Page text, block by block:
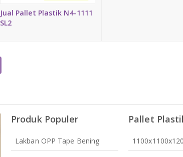
Jual Pallet Plastik N4-1111
SL2
Produk Populer
Lakban OPP Tape Bening
Pallet